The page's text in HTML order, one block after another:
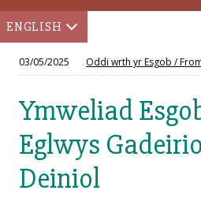
ENGLISH
03/05/2025 Oddi wrth yr Esgob /
Ymweliad
Eglwys
Deiniol